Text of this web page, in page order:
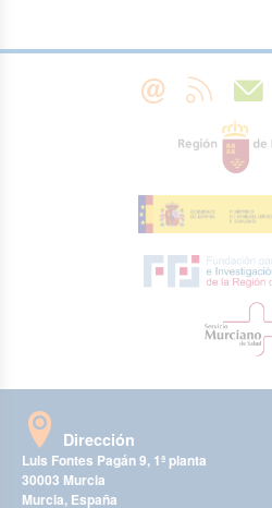
Dirección
Luis Fontes Pagán 9, 1ª planta
30003 Murcia
Murcia, España